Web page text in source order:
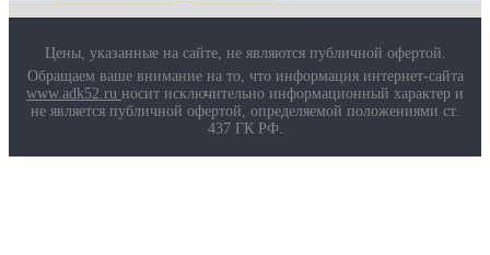
Цены, указанные на сайте, не являются публичной офертой.
Обращаем ваше внимание на то, что информация интернет-сайта
www.adk52.ru носит исключительно информационный характер и
не является публичной офертой, определяемой положениями ст.
437 ГК РФ.